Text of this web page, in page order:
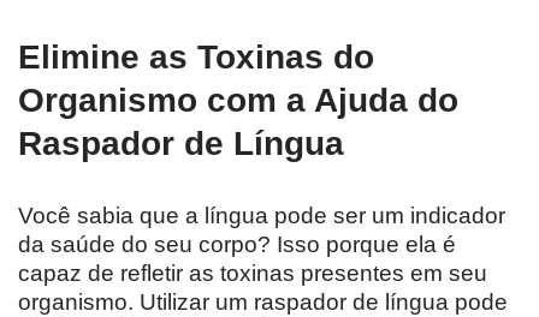
Elimine as Toxinas do
Organismo com a Ajuda do
Raspador de Língua
Você sabia que a língua pode ser um indicador
da saúde do seu corpo? Isso porque ela é
capaz de refletir as toxinas presentes em seu
organismo. Utilizar um raspador de língua pode